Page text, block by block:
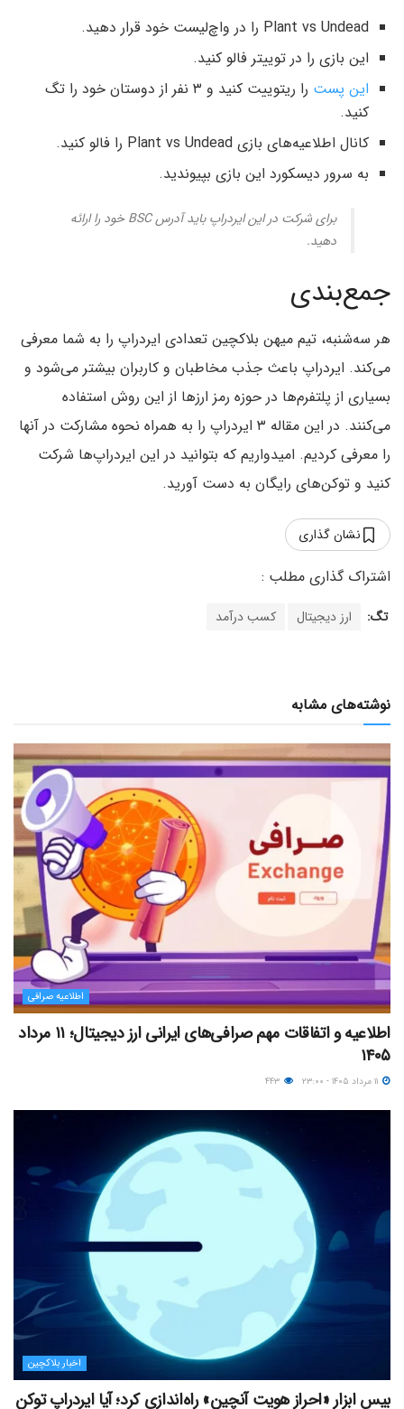
Plant vs Undead را در واچ‌لیست خود قرار دهید.
این بازی را در توییتر فالو کنید.
این پست
را ریتوییت کنید و ۳ نفر از دوستان خود را تگ
کنید.
کانال اطلاعیه‌های بازی Plant vs Undead را فالو کنید.
به سرور دیسکورد این بازی بپیوندید.
برای شرکت در این ایردراپ باید آدرس BSC خود را ارائه
دهید.
جمع‌بندی
هر سه‌شنبه، تیم میهن بلاکچین تعدادی ایردراپ را به شما معرفی
می‌کند. ایردراپ باعث جذب مخاطبان و کاربران بیشتر می‌شود و
بسیاری از پلتفرم‌ها در حوزه رمز ارزها از این روش استفاده
می‌کنند. در این مقاله ۳ ایردراپ را به همراه نحوه مشارکت در آنها
را معرفی کردیم. امیدواریم که بتوانید در این ایردراپ‌ها شرکت
کنید و توکن‌های رایگان به دست آورید.
نشان گذاری
تگ: ارز دیجیتال کسب درآمد
نوشته‌های مشابه
اطلاعیه صرافی
اطلاعیه و اتفاقات مهم صرافی‌های ایرانی ارز دیجیتال؛ ۱۱ مرداد
۱۴۰۵
اخبار بلاکچین
بیس ابزار «احراز هویت آنچین» راه‌اندازی کرد؛ آیا ایردراپ توکن